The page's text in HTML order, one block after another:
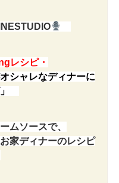
レシピ・
シャレなディナーに
」
ムソースで、
家ディナーのレシピ